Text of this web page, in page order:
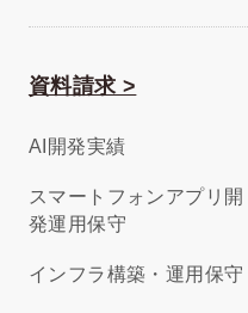
資料請求 >
AI開発実績
スマートフォンアプリ開
発運用保守
インフラ構築・運用保守